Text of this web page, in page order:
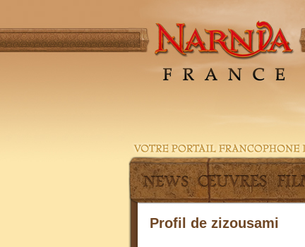
Profil de zizousami